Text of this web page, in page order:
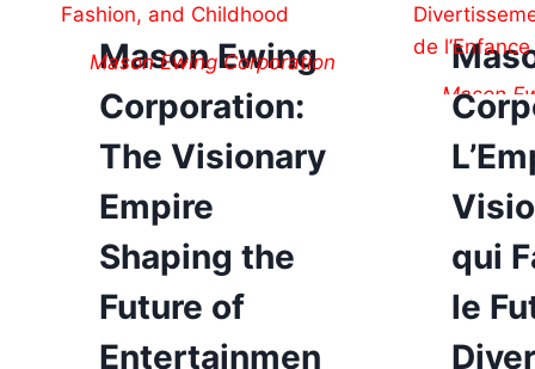
Mason Ewing Corporation
Mason Ewing
Corporation:
The Visionary
Empire
Shaping the
Future of
Entertainmen
Mason
qui
le